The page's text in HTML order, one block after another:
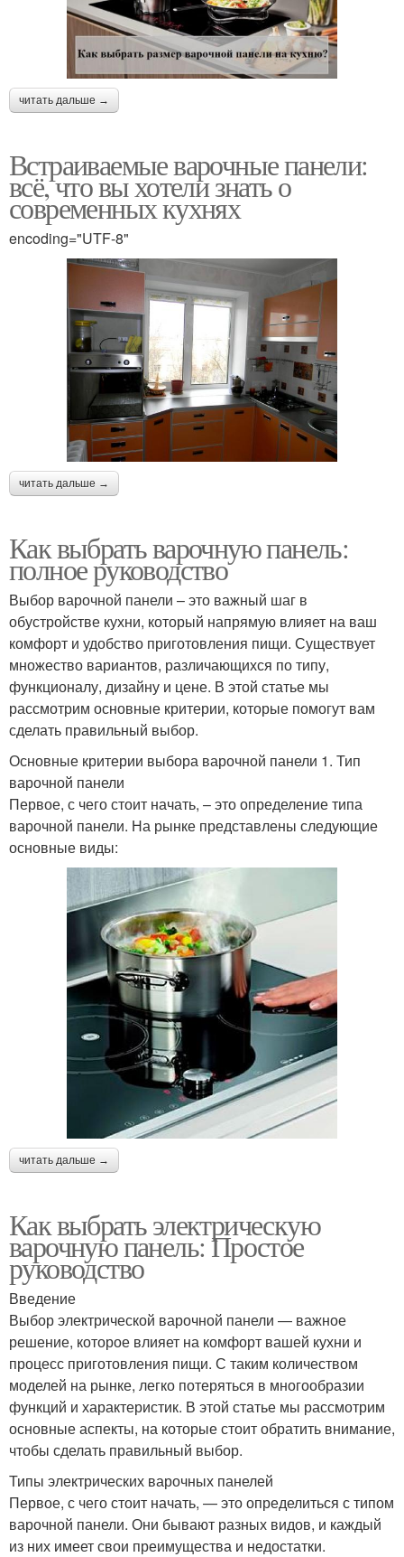
читать дальше →
Встраиваемые варочные панели:
всё, что вы хотели знать о
современных кухнях
encoding="UTF-8"
читать дальше →
Как выбрать варочную панель:
полное руководство
Выбор варочной панели – это важный шаг в
обустройстве кухни, который напрямую влияет на ваш
комфорт и удобство приготовления пищи. Существует
множество вариантов, различающихся по типу,
функционалу, дизайну и цене. В этой статье мы
рассмотрим основные критерии, которые помогут вам
сделать правильный выбор.
Основные критерии выбора варочной панели 1. Тип
варочной панели
Первое, с чего стоит начать, – это определение типа
варочной панели. На рынке представлены следующие
основные виды:
читать дальше →
Как выбрать электрическую
варочную панель: Простое
руководство
Введение
Выбор электрической варочной панели — важное
решение, которое влияет на комфорт вашей кухни и
процесс приготовления пищи. С таким количеством
моделей на рынке, легко потеряться в многообразии
функций и характеристик. В этой статье мы рассмотрим
основные аспекты, на которые стоит обратить внимание,
чтобы сделать правильный выбор.
Типы электрических варочных панелей
Первое, с чего стоит начать, — это определиться с типом
варочной панели. Они бывают разных видов, и каждый
из них имеет свои преимущества и недостатки.